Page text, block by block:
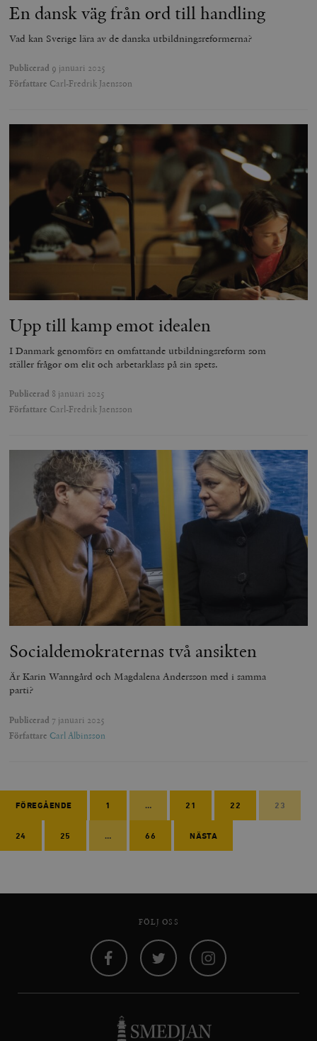
En dansk väg från ord till handling
Vad kan Sverige lära av de danska utbildningsreformerna?
Publicerad 9 januari 2025
Författare Carl-Fredrik Jaensson
Upp till kamp emot idealen
I Danmark genomförs en omfattande utbildningsreform som
ställer frågor om elit och arbetarklass på sin spets.
Publicerad 8 januari 2025
Författare Carl-Fredrik Jaensson
Socialdemokraternas två ansikten
Är Karin Wanngård och Magdalena Andersson med i samma
parti?
Publicerad 7 januari 2025
Författare Carl Albinsson
FÖREGÅENDE 1 … 21 22 23
24 25 … 66 NÄSTA
FÖLJ OSS